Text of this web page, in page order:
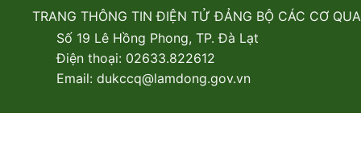
TRANG THÔNG TIN ĐIỆN TỬ ĐẢNG BỘ CÁC CƠ
Số 19 Lê Hồng Phong, TP. Đà Lạt
Điện thoại: 02633.822612
Email: dukccq@lamdong.gov.vn